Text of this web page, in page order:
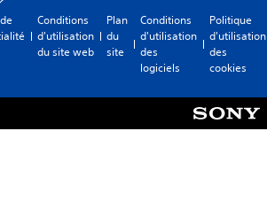
Conditions
d'utilisation
du site web
Plan
du
site
Conditions
d'utilisation
des
logiciels
Politique
d'utilisation
des
cookies